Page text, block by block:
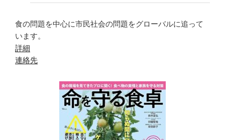
食の問題を中心に市民社会の問題をグローバルに追って
います。
詳細
連絡先